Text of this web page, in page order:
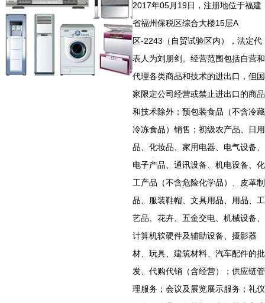
2017年05月19日，注册地位于福建
省福州保税区综合大楼15层A
区-2243（自贸试验区内），法定代
表人为刘朋剑。经营范围包括自营和
代理各类商品和技术的进出口，但国
家限定公司经营或禁止进出口的商品
和技术除外；预包装食品（不含冷藏
冷冻食品）销售；初级农产品、日用
品、化妆品、家用电器、电气设备、
电子产品、通讯设备、机电设备、化
工产品（不含危险化学品）、皮革制
品、服装鞋帽、文具用品、用品、工
艺品、花卉、五金交电、机械设备、
计算机软硬件及辅助设备、摄影器
材、玩具、建筑材料、汽车配件的批
发、代购代销（含经营）；供应链管
理服务；会议及展览展示服务；礼仪